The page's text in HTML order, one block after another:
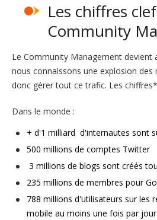
Les chiffres
Community
Le Community Management devient
nous connaissons une explosion des
donc gérer tout ce trafic. Les
Dans le monde :
+ d'1 milliard d'internautes sont
500 millions de comptes Twitter
3 millions de blogs sont créés
235 millions de membres pour
788 millions d'utilisateurs sur les
mobile au moins une fois par jour